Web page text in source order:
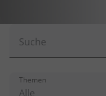
Suche
Alle
Themen